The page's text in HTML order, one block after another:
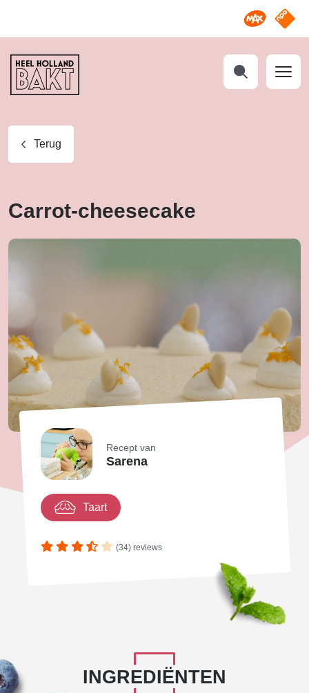
Omroep
NPO
Heel
Holland
Bakt
Terug
Carrot-cheesecake
Recept van
Sarena
Taart
(34) reviews
INGREDIËNTEN